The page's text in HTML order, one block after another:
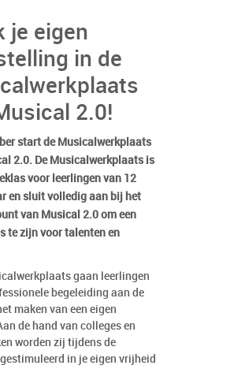
je eigen
in de
2.0!
start de Musicalwerkplaats
2.0. De Musicalwerkplaats is
voor leerlingen van 12
en sluit volledig aan bij het
van Musical 2.0 om een
te zijn voor talenten en
gaan leerlingen
begeleiding aan de
maken van een eigen
de hand van colleges en
worden zij tijdens de
in je eigen vrijheid